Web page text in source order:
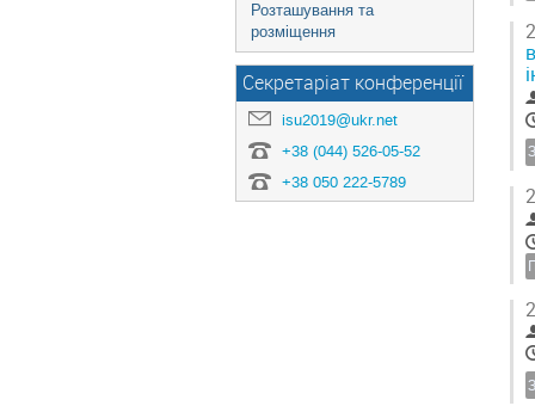
​​​​​​​Розташування та
розміщення
Секретаріат конференції
isu2019@ukr.net
+38 (044) 526-05-52
+38 050 222-5789